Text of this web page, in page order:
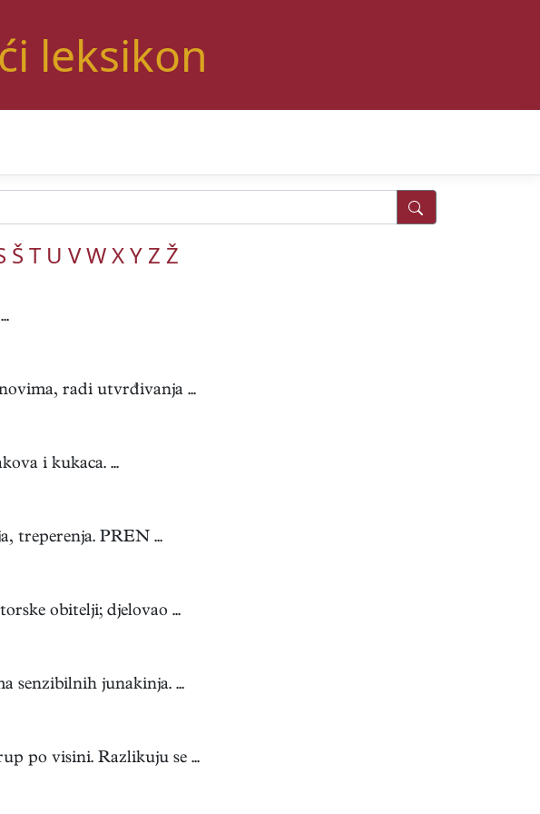
leksikon
Š T U VWXY Z Ž
radi utvrđivanja ...
i kukaca. ...
treperenja. PREN ...
obitelji; djelovao ...
senzibilnih junakinja. ...
po visini. Razlikuju se ...